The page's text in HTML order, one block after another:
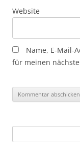
Website
Name, E-Mail-
für meinen
nach: